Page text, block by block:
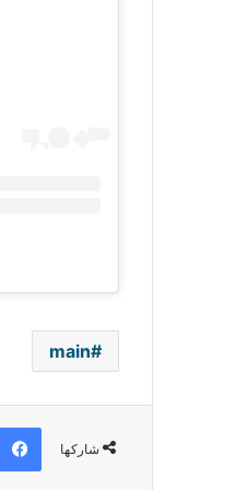
main
شاركها